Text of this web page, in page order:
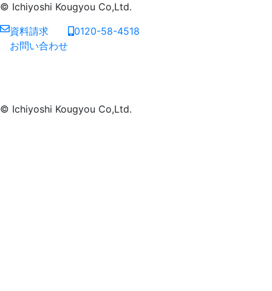
© Ichiyoshi Kougyou Co,Ltd.
資料請求
お問い合わせ
0120-58-4518
© Ichiyoshi Kougyou Co,Ltd.